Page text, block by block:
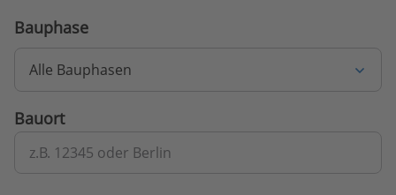
Bauphase
Alle Bauphasen
Bauort
z.B. 12345 oder Berlin